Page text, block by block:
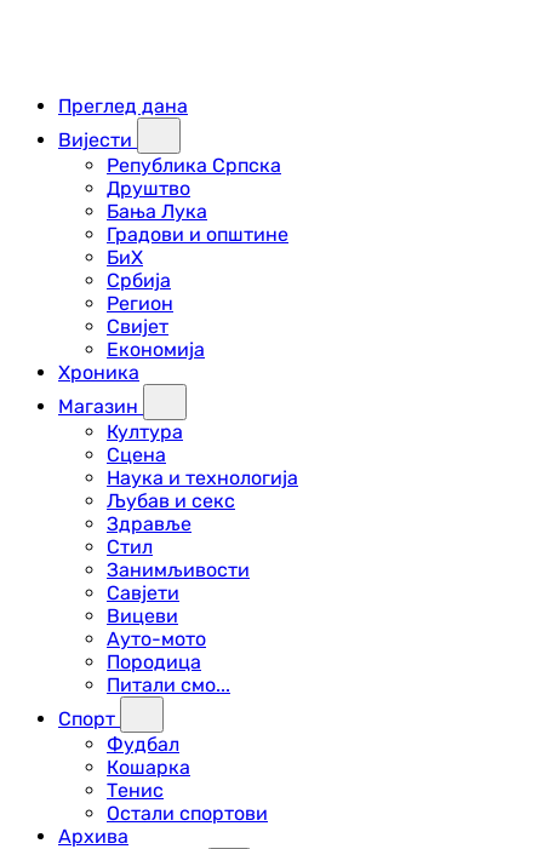
Преглед дана
Вијести
Република Српска
Друштво
Бања Лука
Градови и општине
БиХ
Србија
Регион
Свијет
Економија
Хроника
Магазин
Култура
Сцена
Наука и технологија
Љубав и секс
Здравље
Стил
Занимљивости
Савјети
Вицеви
Ауто-мото
Породица
Питали смо...
Спорт
Фудбал
Кошарка
Тенис
Остали спортови
Архива